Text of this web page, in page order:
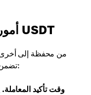
أمور يجب مراعاتها عند تحويل USDT
تضمن نجاح العملية وأمانها. إليك بعض النصائح:
وقت تأكيد المعاملة.